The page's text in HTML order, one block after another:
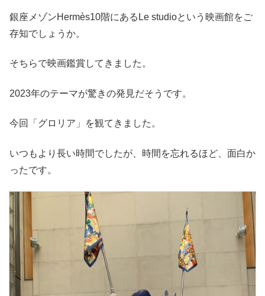
銀座メゾンHermès10階にあるLe studioという映画館をご
存知でしょうか。
そちらで映画鑑賞してきました。
2023年のテーマが驚きの発見だそうです。
今回「グロリア」を観てきました。
いつもより長い時間でしたが、時間を忘れるほど、面白か
ったです。